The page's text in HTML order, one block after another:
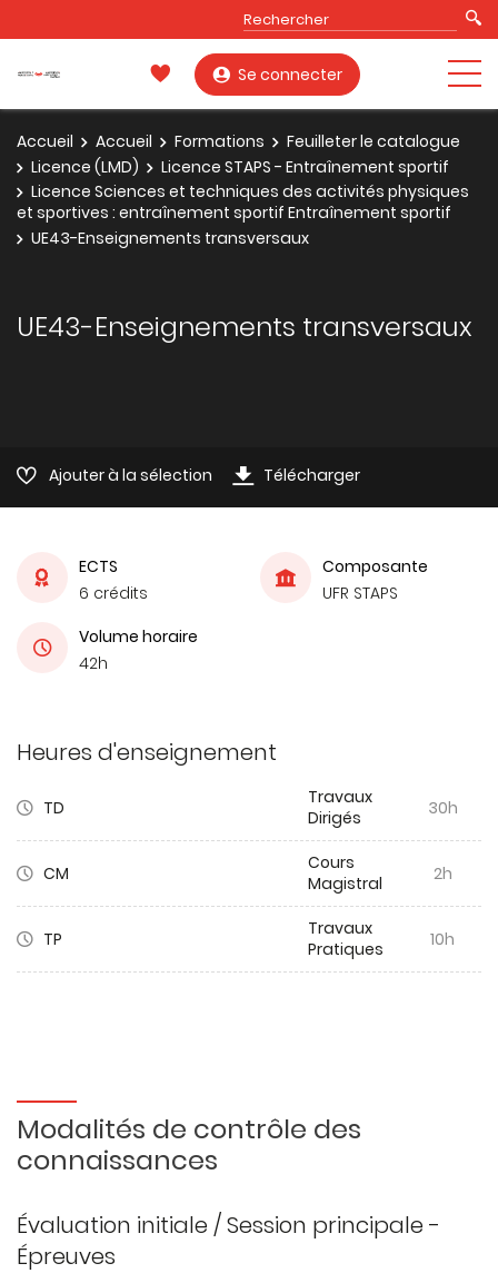
Se connecter
Accueil Accueil Formations
Feuilleter le catalogue
Licence (LMD)
Licence STAPS - Entraînement sportif
Licence Sciences et techniques des activités physiques
et sportives : entraînement sportif Entraînement sportif
UE43-Enseignements transversaux
UE43-Enseignements transversaux
Ajouter à la sélection Télécharger
ECTS
6 crédits
Composante
UFR STAPS
Volume horaire
42h
Heures d'enseignement
TD
Travaux
Dirigés
30h
CM
Cours
Magistral
2h
TP
Travaux
Pratiques
10h
Modalités de contrôle des
connaissances
Évaluation initiale / Session principale -
Épreuves